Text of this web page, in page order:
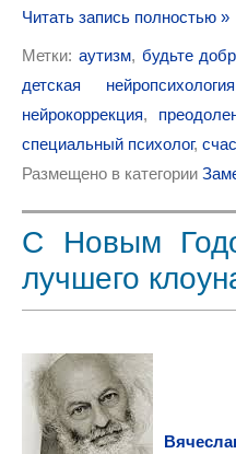
Читать запись полностью »
Метки: аутизм, будьте
детская нейропсихология
нейрокоррекция,
специальный психолог,
Размещено в категории
С Новым
лучшего